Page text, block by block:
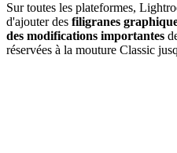
Sur toutes les plateformes,
d'ajouter des filigranes
des modifications importantes
réservées à la mouture Classic